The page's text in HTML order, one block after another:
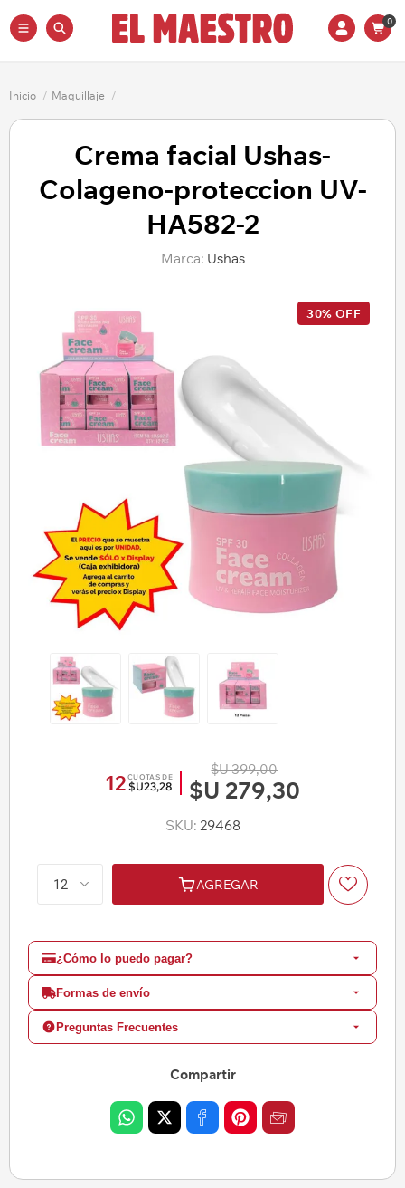
0
Inicio / Maquillaje /
Crema facial Ushas-
Colageno-proteccion UV-
HA582-2
Marca: Ushas
30% OFF
12 CUOTAS DE
$U23,28
$U 399,00
$U 279,30
SKU: 29468
AGREGAR
¿Cómo lo puedo pagar?
Formas de envío
Preguntas Frecuentes
Compartir